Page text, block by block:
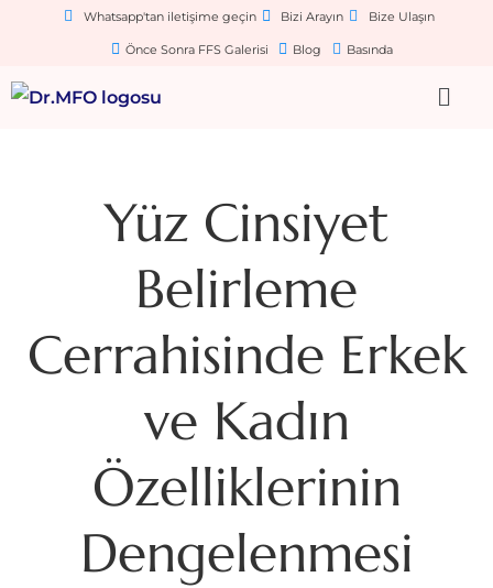
Whatsapp'tan iletişime geçin Bizi Arayın Bize Ulaşın
Önce Sonra FFS Galerisi Blog Basında
Yüz Cinsiyet
Belirleme
Cerrahisinde Erkek
ve Kadın
Özelliklerinin
Dengelenmesi